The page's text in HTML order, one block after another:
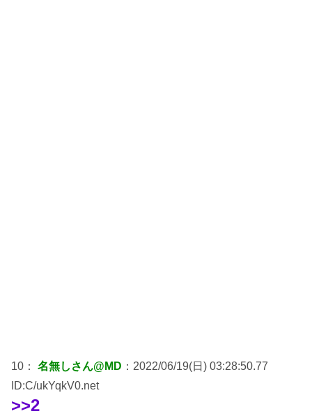
10： 名無しさん@MD ：2022/06/19(日) 03:28:50.77
ID:C/ukYqkV0.net
>>2